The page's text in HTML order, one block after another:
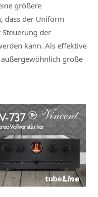
größere
dass der Uniform
der
kann. Als effektive
große